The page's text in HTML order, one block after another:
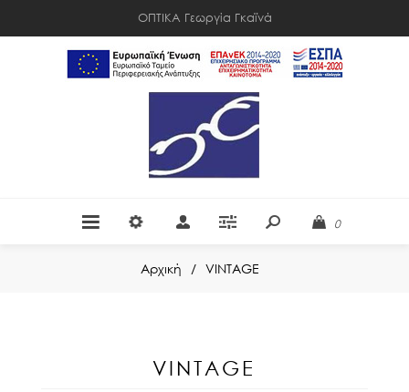
ΟΠΤΙΚΑ Γεωργία Γκαϊνά
0
Αρχική / VINTAGE
VINTAGE